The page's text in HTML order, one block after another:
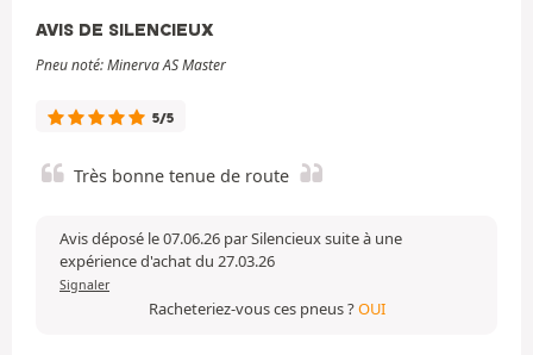
AVIS DE SILENCIEUX
Pneu noté: Minerva AS Master
5/5
Très bonne tenue de route
Avis déposé le 07.06.26 par Silencieux suite à une
expérience d'achat du 27.03.26
Signaler
Racheteriez-vous ces pneus ?OUI